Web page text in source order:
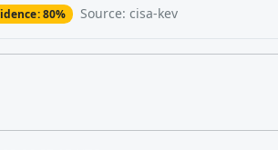
80% Source: cisa-kev